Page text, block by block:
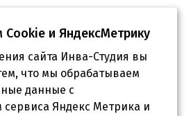
и ЯндексМетрику
сайта Инва-Студия вы
что мы обрабатываем
данные с
сервиса Яндекс Метрика и